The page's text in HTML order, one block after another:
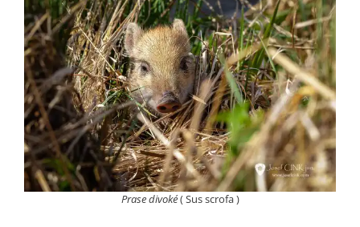
Prase divoké( Sus scrofa )